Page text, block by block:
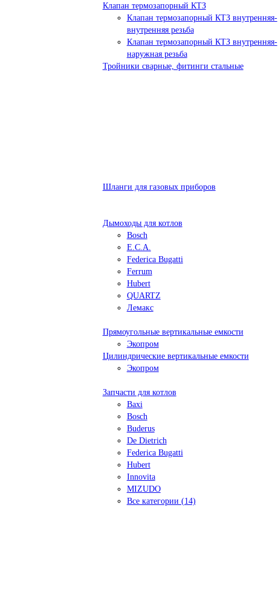
Клапан термозапорный КТЗ
Клапан термозапорный КТЗ внутренняя-
внутренняя резьба
Клапан термозапорный КТЗ внутренняя-
наружная резьба
Тройники сварные, фитинги стальные
Шланги для газовых приборов
Дымоходы для котлов
Bosch
E.C.A.
Federica Bugatti
Ferrum
Hubert
QUARTZ
Лемакс
Прямоугольные вертикальные емкости
Экопром
Цилиндрические вертикальные емкости
Экопром
Запчасти для котлов
Baxi
Bosch
Buderus
De Dietrich
Federica Bugatti
Hubert
Innovita
MIZUDO
Все категории (14)